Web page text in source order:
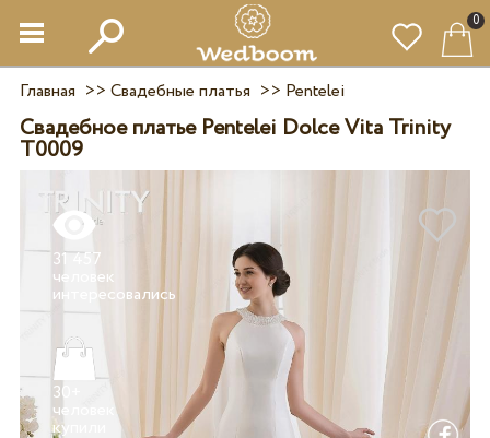
0
Главная >> Свадебные платья >> Pentelei
Свадебное платье Pentelei Dolce Vita Trinity
T0009
31 457
человек
30+
человек